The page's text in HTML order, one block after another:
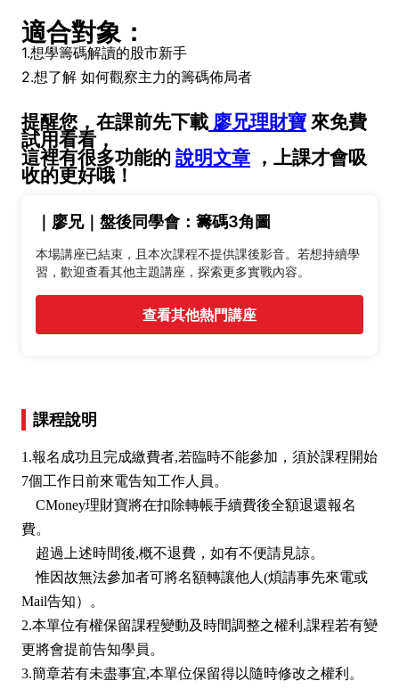
適合對象：
1.想學籌碼解讀的股市新手
2.想了解 如何觀察主力的籌碼佈局者
提醒您，在課前先下載 廖兄理財寶 來免費
試用看看，
這裡有很多功能的 說明文章 ，上課才會吸
收的更好哦！
｜廖兄｜盤後同學會：籌碼3角圖
本場講座已結束，且本次課程不提供課後影音。若想持續學
習，歡迎查看其他主題講座，探索更多實戰內容。
查看其他熱門講座
課程說明
1.報名成功且完成繳費者,若臨時不能參加，須於課程開始
7個工作日前來電告知工作人員。
CMoney理財寶將在扣除轉帳手續費後全額退還報名
費。
超過上述時間後,概不退費，如有不便請見諒。
惟因故無法參加者可將名額轉讓他人(煩請事先來電或
Mail告知）。
2.本單位有權保留課程變動及時間調整之權利,課程若有變
更將會提前告知學員。
3.簡章若有未盡事宜,本單位保留得以隨時修改之權利。